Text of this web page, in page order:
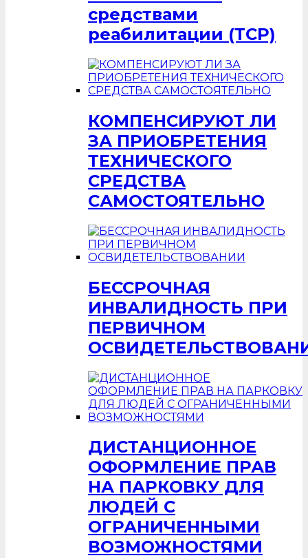
средствами
реабилитации (ТСР)
КОМПЕНСИРУЮТ ЛИ
ЗА ПРИОБРЕТЕНИЯ
ТЕХНИЧЕСКОГО
СРЕДСТВА
САМОСТОЯТЕЛЬНО
БЕССРОЧНАЯ
ИНВАЛИДНОСТЬ ПРИ
ПЕРВИЧНОМ
ДИСТАНЦИОННОЕ
ОФОРМЛЕНИЕ ПРАВ
НА ПАРКОВКУ ДЛЯ
ЛЮДЕЙ С
ОГРАНИЧЕННЫМИ
ВОЗМОЖНОСТЯМИ